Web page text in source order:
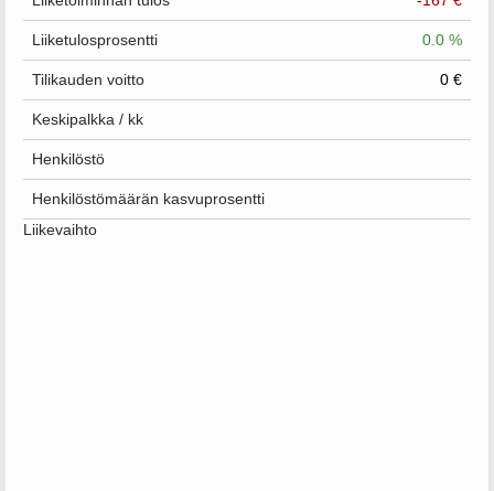
Liiketulosprosentti 0.0 %
Tilikauden voitto 0 €
Keskipalkka / kk
Henkilöstö
Henkilöstömäärän kasvuprosentti
Liikevaihto